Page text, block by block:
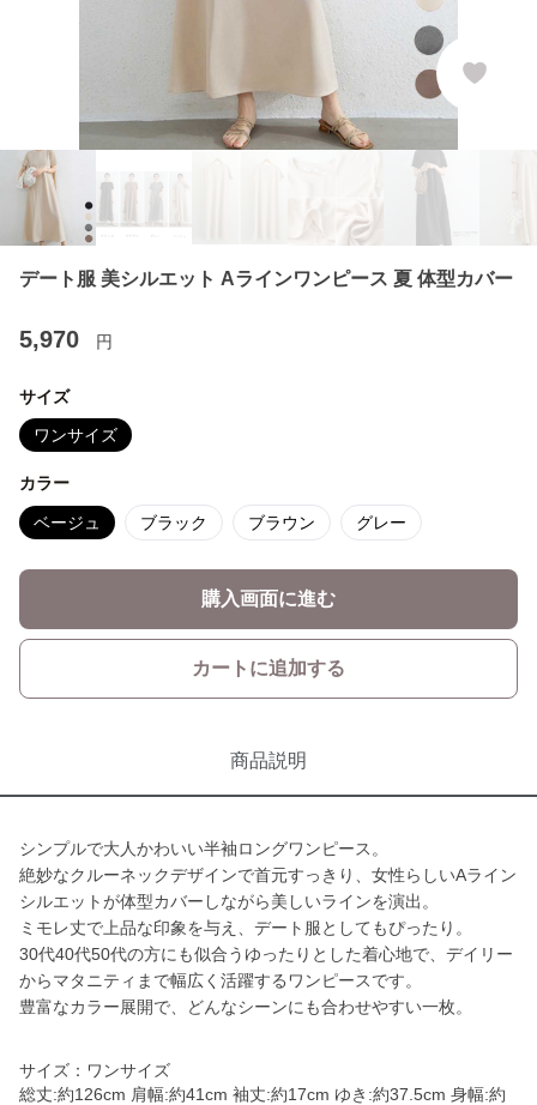
デート服 美シルエット Aラインワンピース 夏 体型カバー
5,970 円
サイズ
ワンサイズ
カラー
ベージュ ブラック ブラウン グレー
購入画面に進む
カートに追加する
商品説明
シンプルで大人かわいい半袖ロングワンピース。
絶妙なクルーネックデザインで首元すっきり、女性らしいAライン
シルエットが体型カバーしながら美しいラインを演出。
ミモレ丈で上品な印象を与え、デート服としてもぴったり。
30代40代50代の方にも似合うゆったりとした着心地で、デイリー
からマタニティまで幅広く活躍するワンピースです。
豊富なカラー展開で、どんなシーンにも合わせやすい一枚。
サイズ：ワンサイズ
総丈:約126cm 肩幅:約41cm 袖丈:約17cm ゆき:約37.5cm 身幅:約